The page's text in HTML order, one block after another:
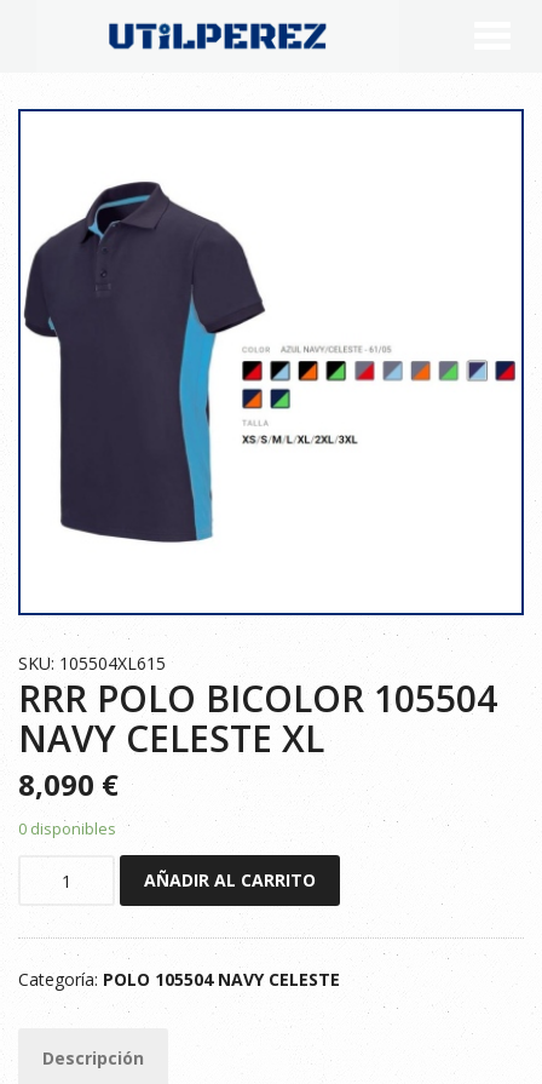
SKU: 105504XL615
RRR POLO BICOLOR 105504
NAVY CELESTE XL
8,090 €
0 disponibles
BICOLOR
105504
NAVY
CELESTE
cantidad
AÑADIR AL CARRITO
Categoría: POLO 105504 NAVY CELESTE
Descripción